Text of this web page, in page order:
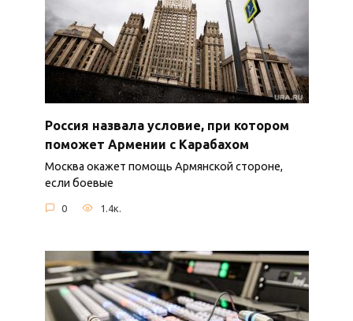
Россия назвала условие, при котором
поможет Армении с Карабахом
Москва окажет помощь Армянской стороне,
если боевые
0 1.4к.